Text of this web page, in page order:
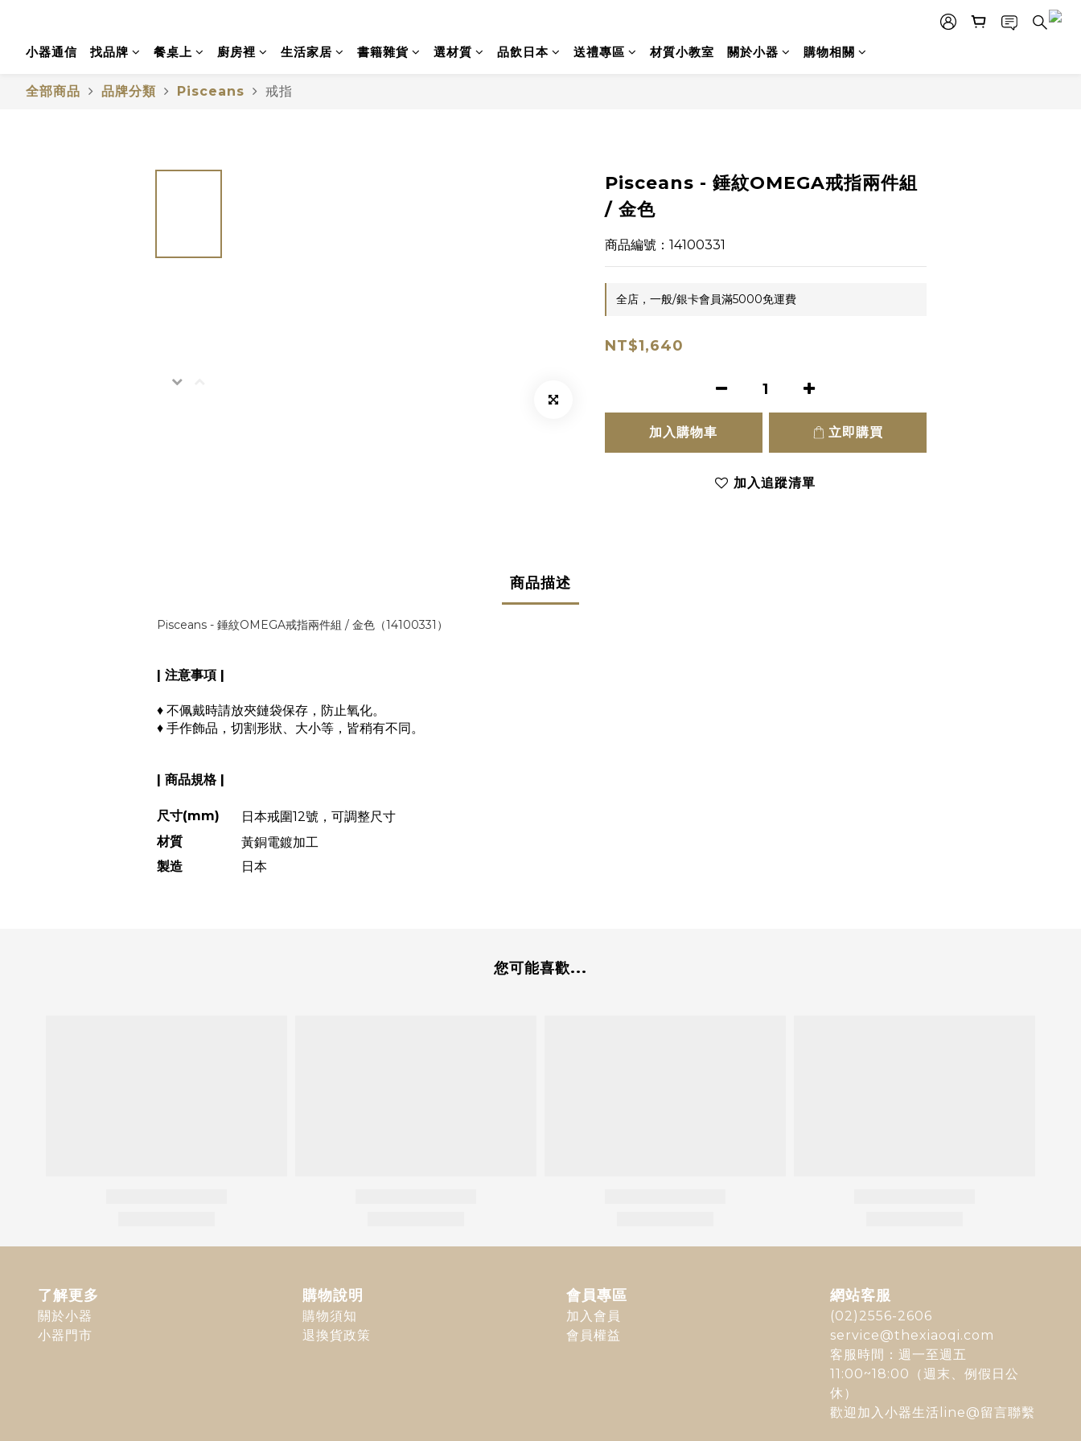
小器通信 找品牌 餐桌上 廚房裡 生活家居 書籍雜貨 選材質 品飲日本 送禮專區 材質小教室 關於小器 購物相關
全部商品 品牌分類 Pisceans 戒指
Pisceans - 錘紋OMEGA戒指兩件組
/ 金色
商品編號：14100331
全店，一般/銀卡會員滿5000免運費
NT$1,640
加入購物車 立即購買
加入追蹤清單
商品描述
Pisceans - 錘紋OMEGA戒指兩件組 / 金色（14100331）
| 注意事項 |
♦ 不佩戴時請放夾鏈袋保存，防止氧化。
♦ 手作飾品，切割形狀、大小等，皆稍有不同。
| 商品規格 |
尺寸(mm)
日本戒圍12號，可調整尺寸
材質
黃銅電鍍加工
製造
日本
您可能喜歡...
了解更多
關於小器
小器門市
購物說明
購物須知
退換貨政策
會員專區
加入會員
會員權益
網站客服
(02)2556-2606
service@thexiaoqi.com
客服時間：週一至週五
11:00~18:00（週末、例假日公
休）
歡迎加入 小器生活line@留言聯繫